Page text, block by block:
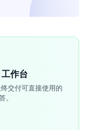
作台
交付可直接使用的
。